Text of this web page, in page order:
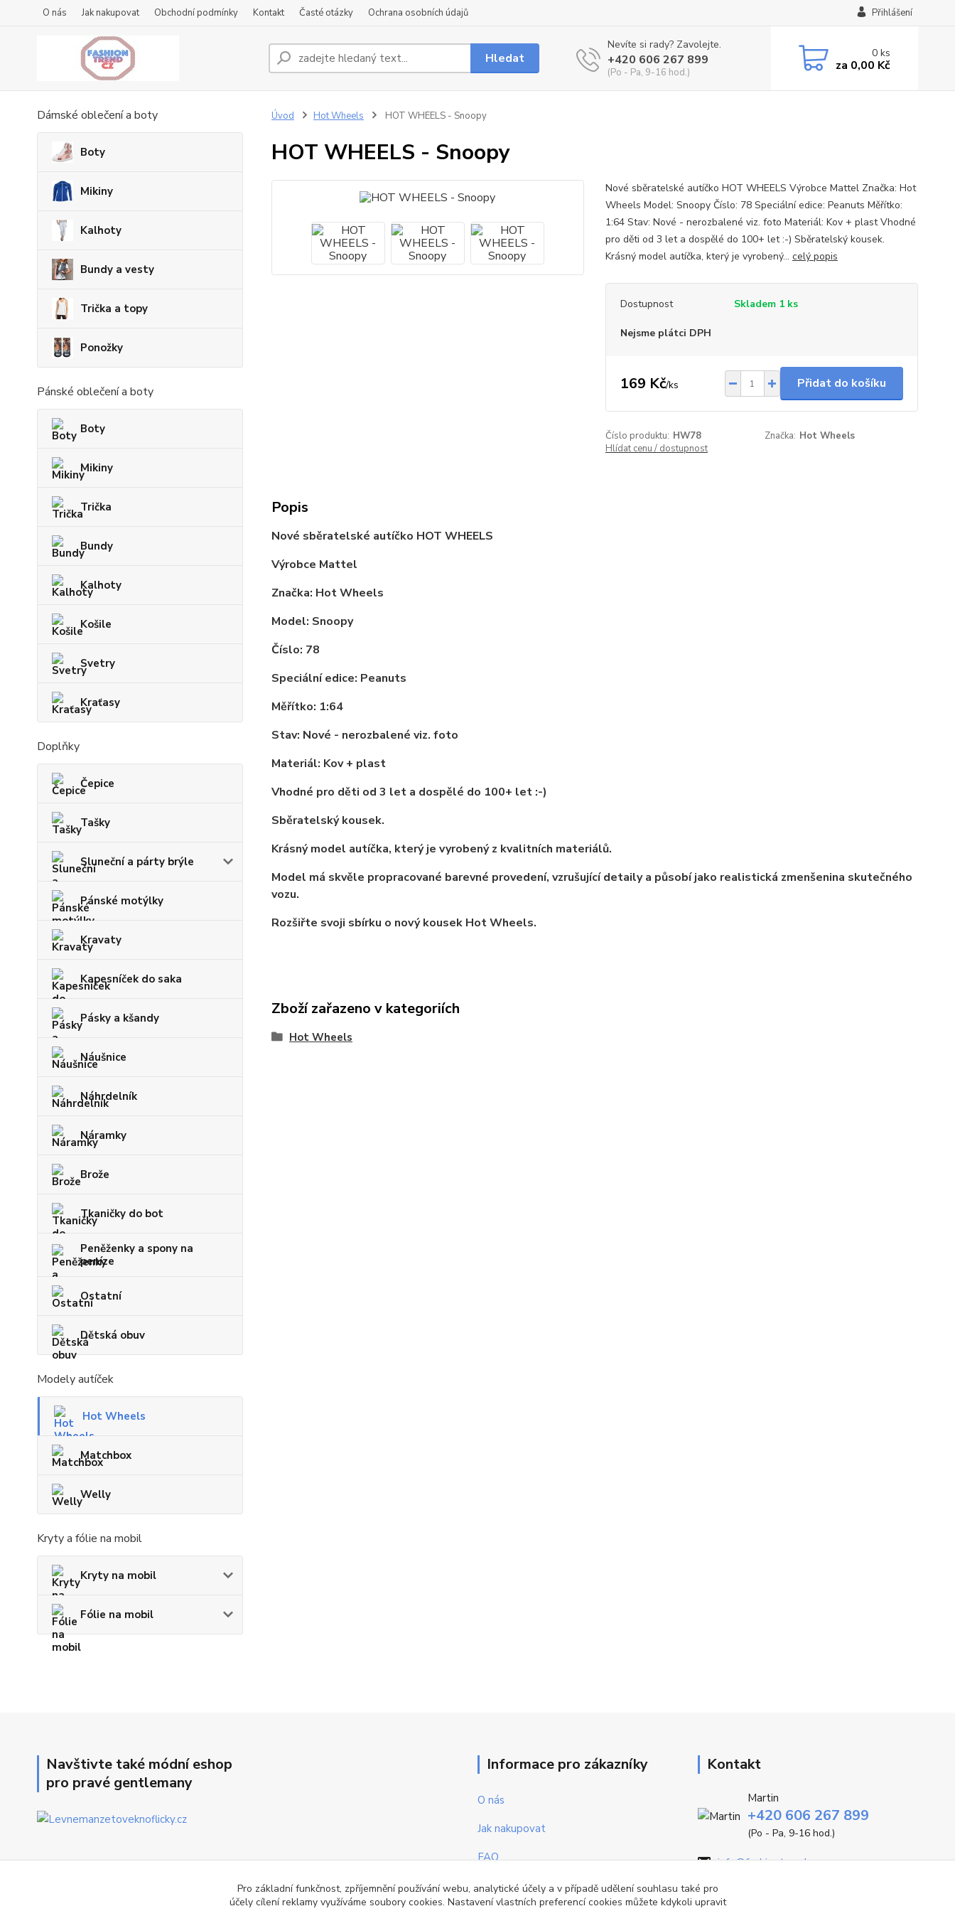
O nás Jak nakupovat Obchodní podmínky Kontakt Časté otázky Ochrana osobních údajů Přihlášení
Hledat
Nevíte si rady? Zavolejte.
+420 606 267 899
(Po - Pa, 9-16 hod.)
0ks
za 0,00 Kč
Dámské oblečení a boty
Boty
Mikiny
Kalhoty
Bundy a vesty
Trička a topy
Ponožky
Pánské oblečení a boty
Boty
Mikiny
Trička
Bundy
Kalhoty
Košile
Svetry
Kraťasy
Doplňky
Čepice
Tašky
Sluneční a párty brýle
Pánské motýlky
Kravaty
Kapesníček do saka
Pásky a kšandy
Náušnice
Náhrdelník
Náramky
Brože
Tkaničky do bot
Peněženky a spony na
peníze
Ostatní
Dětská obuv
Modely autíček
Hot Wheels
Matchbox
Welly
Kryty a fólie na mobil
Kryty na mobil
Fólie na mobil
Úvod Hot Wheels HOT WHEELS - Snoopy
HOT WHEELS - Snoopy
Nové sběratelské autíčko HOT WHEELS Výrobce Mattel Značka: Hot
Wheels Model: Snoopy Číslo: 78 Speciální edice: Peanuts Měřítko:
1:64 Stav: Nové - nerozbalené viz. foto Materiál: Kov + plast Vhodné
pro děti od 3 let a dospělé do 100+ let :-) Sběratelský kousek.
Krásný model autíčka, který je vyrobený... celý popis
Dostupnost Skladem 1 ks
Nejsme plátci DPH
169 Kč/ks Přidat do košíku
Číslo produktu: HW78 Značka: Hot Wheels
Hlídat cenu / dostupnost
Popis
Nové sběratelské autíčko HOT WHEELS
Výrobce Mattel
Značka: Hot Wheels
Model: Snoopy
Číslo: 78
Speciální edice: Peanuts
Měřítko: 1:64
Stav: Nové - nerozbalené viz. foto
Materiál: Kov + plast
Vhodné pro děti od 3 let a dospělé do 100+ let :-)
Sběratelský kousek.
Krásný model autíčka, který je vyrobený z kvalitních materiálů.
Model má skvěle propracované barevné provedení, vzrušující detaily a působí jako realistická zmenšenina skutečného
vozu.
Rozšiřte svoji sbírku o nový kousek Hot Wheels.
Zboží zařazeno v kategoriích
Hot Wheels
Navštivte také módní eshop
pro pravé gentlemany
Informace pro zákazníky
O nás
Jak nakupovat
FAQ
Obchodní podmínky
Kontakt
Martin
+420 606 267 899
(Po - Pa, 9-16 hod.)
info@fashiontrend.cz
Pro základní funkčnost, zpříjemnění používání webu, analytické účely a v případě udělení souhlasu také pro
účely cílení reklamy využíváme soubory cookies. Nastavení vlastních preferencí cookies můžete kdykoli upravit